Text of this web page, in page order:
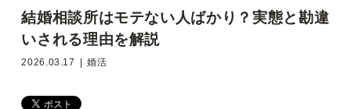
結婚相談所はモテない人ばかり？実態と勘違
いされる理由を解説
2026.03.17 婚活